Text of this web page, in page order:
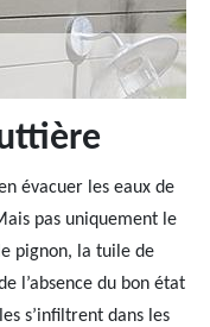
évacuer les eaux de
pas uniquement le
pignon, la tuile de
l’absence du bon état
s’infiltrent dans les